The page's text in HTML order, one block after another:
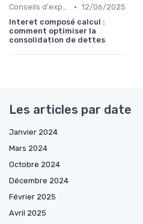
Conseils d'experts financiers • 12/06/2025
Interet composé calcul :
comment optimiser la
consolidation de dettes
Les articles par date
Janvier 2024
Mars 2024
Octobre 2024
Décembre 2024
Février 2025
Avril 2025